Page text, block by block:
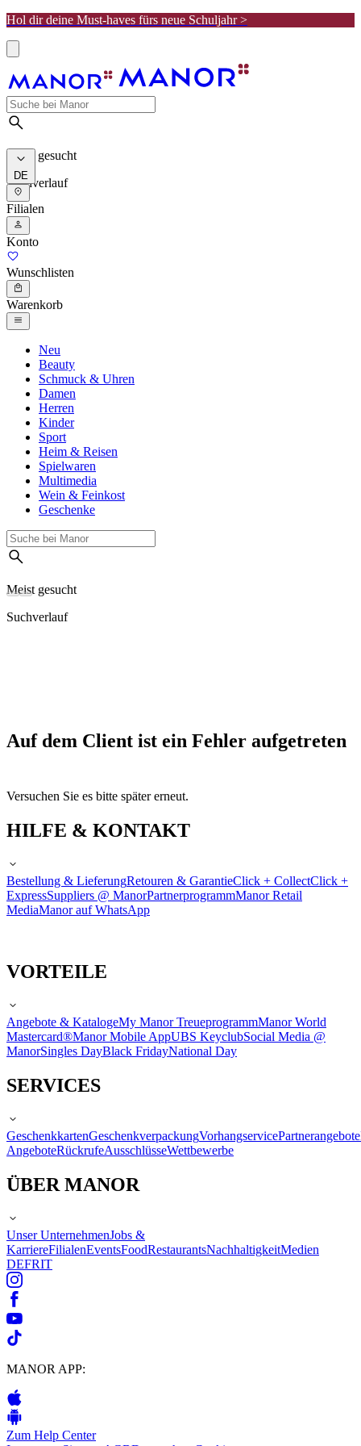
Hol dir deine Must-haves fürs neue Schuljahr >
Meist gesucht
Suchverlauf
DE
Filialen
Konto
Wunschlisten
Warenkorb
Neu
Beauty
Schmuck & Uhren
Damen
Herren
Kinder
Sport
Heim & Reisen
Spielwaren
Multimedia
Wein & Feinkost
Geschenke
Meist gesucht
Suchverlauf
Auf dem Client ist ein Fehler aufgetreten
Versuchen Sie es bitte später erneut.
HILFE & KONTAKT
Bestellung & LieferungRetouren & GarantieClick + CollectClick +
ExpressSuppliers @ ManorPartnerprogrammManor Retail
MediaManor auf WhatsApp
VORTEILE
Angebote & KatalogeMy Manor TreueprogrammManor World
Mastercard®Manor Mobile AppUBS KeyclubSocial Media @
ManorSingles DayBlack FridayNational Day
SERVICES
GeschenkkartenGeschenkverpackungVorhangservicePartnerangebote
AngeboteRückrufeAusschlüsseWettbewerbe
ÜBER MANOR
Unser UnternehmenJobs &
KarriereFilialenEventsFoodRestaurantsNachhaltigkeitMedien
DEFRIT
MANOR APP:
Zum Help Center